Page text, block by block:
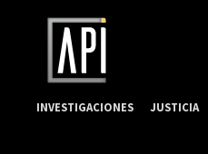
INVESTIGACIONES JUSTICIA